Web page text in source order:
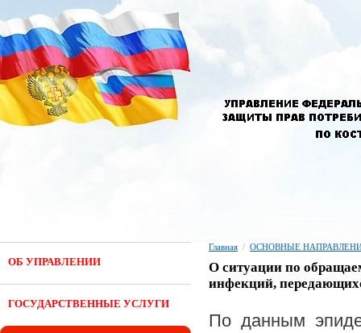
ОБ УПРАВЛЕНИИ
ГОСУДАРСТВЕННЫЕ УСЛУГИ
Главная / ОСНОВНЫЕ
О ситуации по
инфекций,
По данным